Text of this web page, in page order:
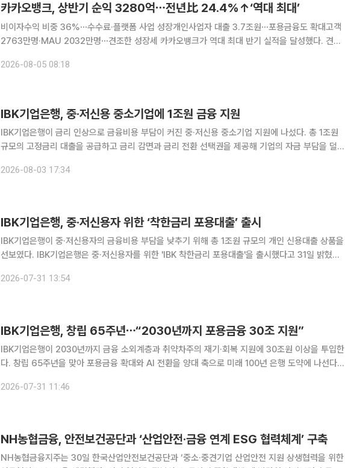
카카오뱅크, 상반기 순익 3280억⋯전년比 24.4%↑‘역대 최대’
비이자수익 비중 36%⋯수수료·플랫폼 사업 성장개인사업자 대출 3.7조원⋯포용금융도 확대고객
2763만명·MAU 2032만명⋯견조한 성장세 카카오뱅크가 역대 최대 반기 실적을 달성했다. 견조
2026-08-05 08:18
IBK기업은행, 중·저신용 중소기업에 1조원 금융 지원
IBK기업은행이 금리 인상으로 금융비용 부담이 커진 중·저신용 중소기업 지원에 나섰다. 총 1조원
규모의 고정금리 대출을 공급하고 금리 감면과 금리 전환 선택권을 제공해 기업의 자금 부담을 덜어
밝혔다. 이번 상품은 금리 상승기에 이자 부담이 커진 중·저신용
2026-08-03 17:34
IBK기업은행, 중·저신용자 위한 ‘착한금리 포용대출’ 출시
IBK기업은행이 중·저신용자의 금융비용 부담을 낮추기 위해 총 1조원 규모의 개인 신용대출 상품을
선보였다. IBK기업은행은 중·저신용자를 위한 'IBK 착한금리 포용대출'을 출시했다고 31일 밝혔다.
계 대신 단일금리 방식을 적용하고 장기 분할상환을 도
2026-07-31 13:54
IBK기업은행, 창립 65주년⋯“2030년까지 포용금융 30조 지원”
IBK기업은행이 2030년까지 금융 소외계층과 취약차주의 재기·회복 지원에 30조원 이상을 투입한
다. 창립 65주년을 맞아 포용금융 확대와 AI 전환을 양대 축으로 미래 100년 은행 도약에 나선다는
2026-07-31 11:46
NH농협금융, 안전보건공단과 ‘산업안전·금융 연계 ESG 협력체계’ 구축
NH농협금융지주는 30일 한국산업안전보건공단과 ‘중소·중견기업 산업안전 지원 상생협력을 위한